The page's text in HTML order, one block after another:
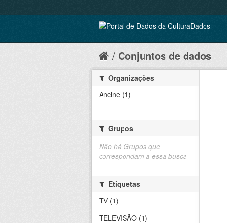
Conjuntos de dados
Organizações
Ancine (1)
Grupos
Não há Grupos que
correspondam a essa busca
Etiquetas
TV (1)
TELEVISÃO (1)